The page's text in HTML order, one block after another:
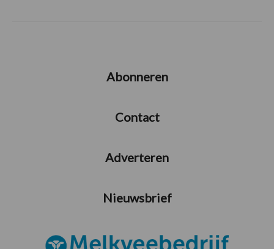
Abonneren
Contact
Adverteren
Nieuwsbrief